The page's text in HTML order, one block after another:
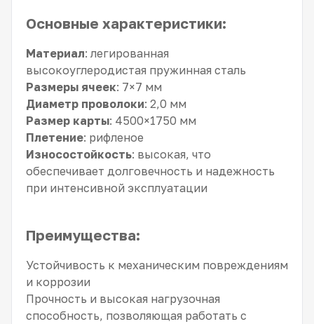
Основные характеристики:
Материал: легированная
высокоуглеродистая пружинная сталь
Размеры ячеек: 7×7 мм
Диаметр проволоки: 2,0 мм
Размер карты: 4500×1750 мм
Плетение: рифленое
Износостойкость: высокая, что
обеспечивает долговечность и надежность
при интенсивной эксплуатации
Преимущества:
Устойчивость к механическим повреждениям
и коррозии
Прочность и высокая нагрузочная
способность, позволяющая работать с